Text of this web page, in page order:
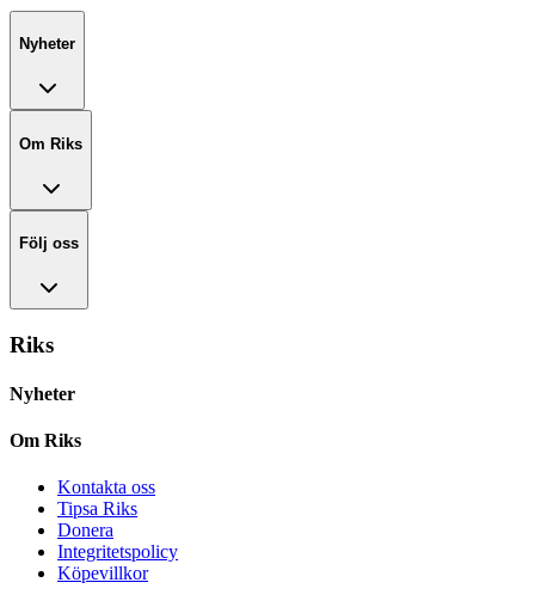
Nyheter
Om Riks
Följ oss
Riks
Nyheter
Om Riks
Kontakta oss
Tipsa Riks
Donera
Integritetspolicy
Köpevillkor